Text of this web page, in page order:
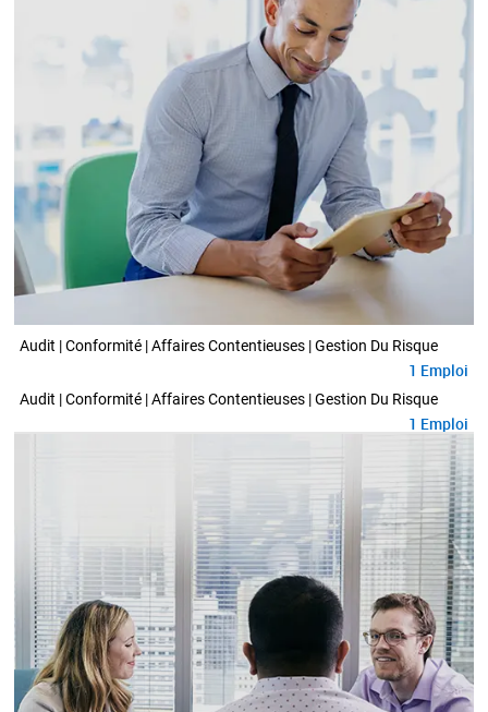
Audit | Conformité | Affaires Contentieuses | Gestion Du Risque
1 Emploi
Audit | Conformité | Affaires Contentieuses | Gestion Du Risque
1 Emploi